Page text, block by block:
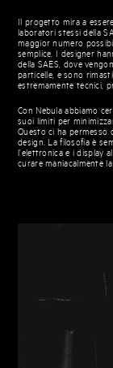
Il progetto mira a
laboratori stessi della
maggior numero
semplice. I designer
della SAES, dove
particelle, e sono
estremamente tecnici,
Con Nebula abbiamo
suoi limiti per
Questo ci ha permesso
design. La filosofia è
l’elettronica e i display
curare maniacalmente